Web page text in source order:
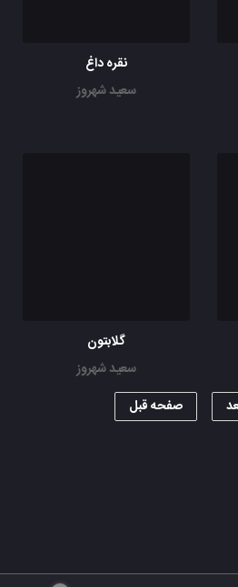
نقره داغ
سعید شهروز
گلابتون
سعید شهروز
صفحه قبل